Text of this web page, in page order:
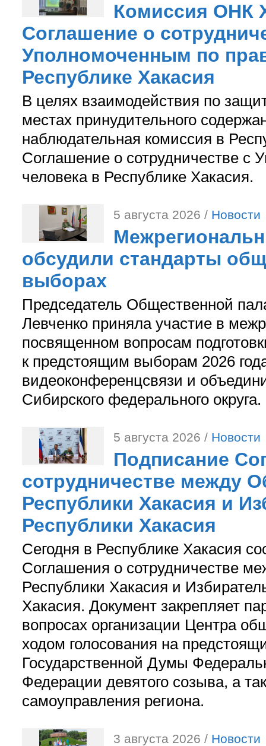
Комиссия ОНК
Соглашение о
Уполномоченным по
Республике Хакасия
В целях взаимодействия по
местах принудительного
наблюдательная комиссия в
Соглашение о сотрудничестве с
человека в Республике Хакасия.
5 августа 2026 / Новости
обсудили стандарты
выборах
Председатель Общественной
Левченко приняла участие в
посвященном вопросам
к предстоящим выборам 2026
видеоконференцсвязи и
Сибирского федерального округа.
5 августа 2026 / Новости
Подписание
сотрудничестве между
Республики Хакасия и
Республики Хакасия
Сегодня в Республике Хакасия
Соглашения о сотрудничестве
Республики Хакасия и
Хакасия. Документ закрепляет
вопросах организации Центра
ходом голосования на
Государственной Думы
Федерации девятого созыва, а
самоуправления региона.
3 августа 2026 / Новости